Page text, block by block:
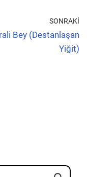
SONRAKI
Bey (Destanlaşan
Yiğit)